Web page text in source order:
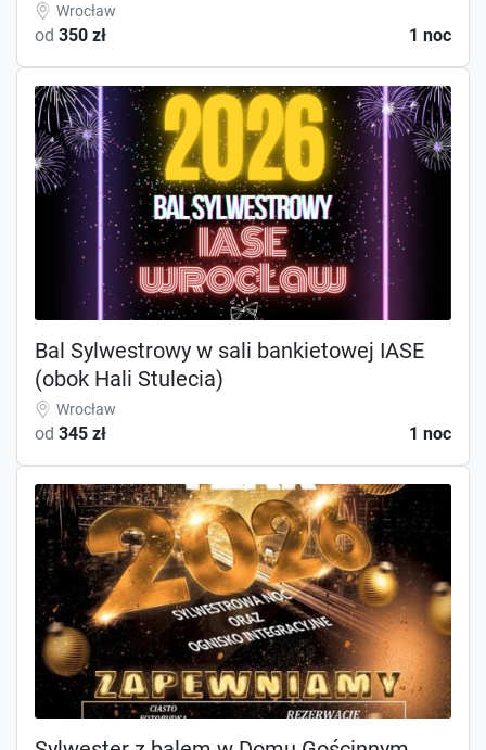
Wrocław
od 350 zł 1 noc
Bal Sylwestrowy w sali bankietowej IASE
(obok Hali Stulecia)
Wrocław
od 345 zł 1 noc